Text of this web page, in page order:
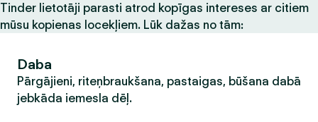
Tinder lietotāji parasti atrod kopīgas intereses ar citiem
mūsu kopienas locekļiem. Lūk dažas no tām:
Daba
Pārgājieni, riteņbraukšana, pastaigas, būšana dabā
jebkāda iemesla dēļ.